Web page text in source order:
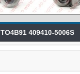
TO4B91 409410-5006S